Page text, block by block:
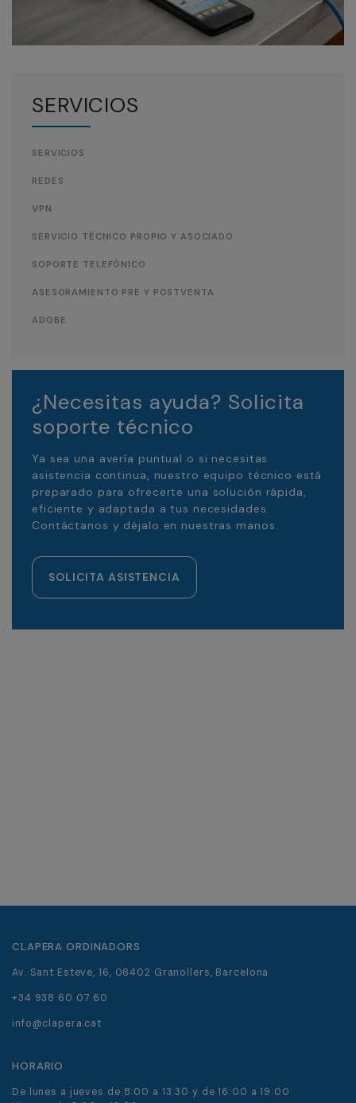
SERVICIOS
SERVICIOS
REDES
VPN
SERVICIO TÉCNICO PROPIO Y ASOCIADO
SOPORTE TELEFÓNICO
ASESORAMIENTO PRE Y POSTVENTA
ADOBE
¿Necesitas ayuda? Solicita
soporte técnico
Ya sea una avería puntual o si necesitas
asistencia continua, nuestro equipo técnico está
preparado para ofrecerte una solución rápida,
eficiente y adaptada a tus necesidades.
Contáctanos y déjalo en nuestras manos.
SOLICITA ASISTENCIA
CLAPERA ORDINADORS
Av. Sant Esteve, 16, 08402 Granollers, Barcelona
+34 938 60 07 60
info@clapera.cat
HORARIO
De lunes a jueves de 8:00 a 13:30 y de 16:00 a 19:00